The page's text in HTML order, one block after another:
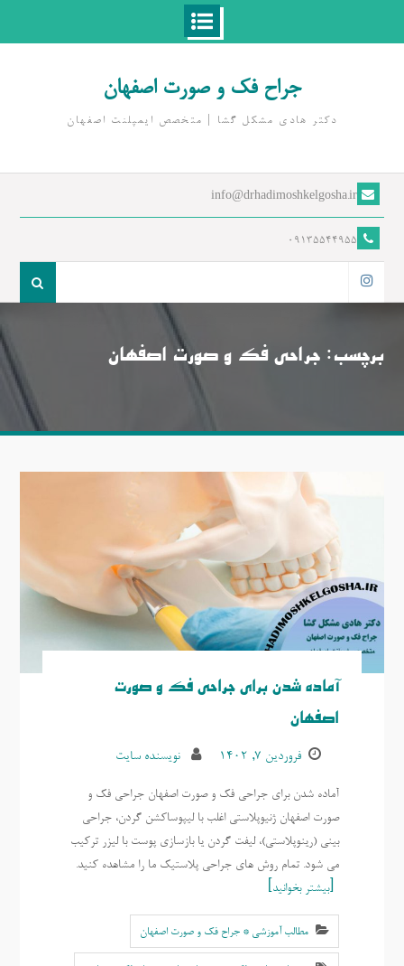
جراح فک و صورت اصفهان
دکتر هادی مشکل گشا | متخصص ايمپلنت اصفهان
info@drhadimoshkelgosha.ir
09135544955
برچسب: جراحی فک و صورت اصفهان
آماده شدن برای جراحی فک و صورت
اصفهان
فروردین ۷, ۱۴۰۲ نویسنده سایت
آماده شدن برای جراحی فک و صورت اصفهان جراحی فک و
صورت اصفهان ژنیوپلاستی اغلب با لیپوساکشن گردن، جراحی
بینی (رینوپلاستی)، لیفت گردن یا بازسازی پوست با لیزر ترکیب
می شود. تمام روش های جراحی پلاستیک ما را مشاهده کنید.
بیشتر بخوانید
مطالب آموزشی * جراح فک و صورت اصفهان